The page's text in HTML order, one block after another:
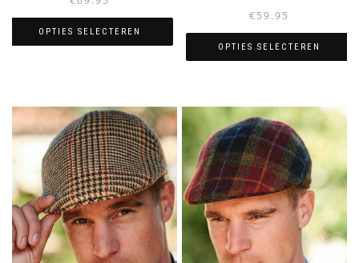
OPTIES SELECTEREN
meerdere
variaties.
Deze
optie
kan
gekozen
worden
op
de
productpagina
€59.95
OPTIES SELECTEREN
heeft
meerdere
variaties.
Deze
optie
kan
gekozen
worden
op